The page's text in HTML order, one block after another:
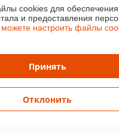
cookies для обеспечения
и предоставления
настроить файлы
Принять
Отклонить